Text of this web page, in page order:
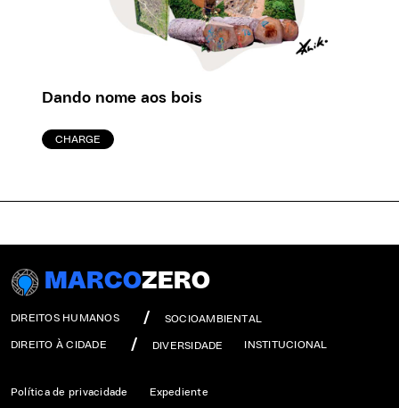
Dando nome aos bois
CHARGE
MARCOZERO
DIREITOS HUMANOS SOCIOAMBIENTAL
DIREITO À CIDADE DIVERSIDADE INSTITUCIONAL
Política de privacidade
Expediente